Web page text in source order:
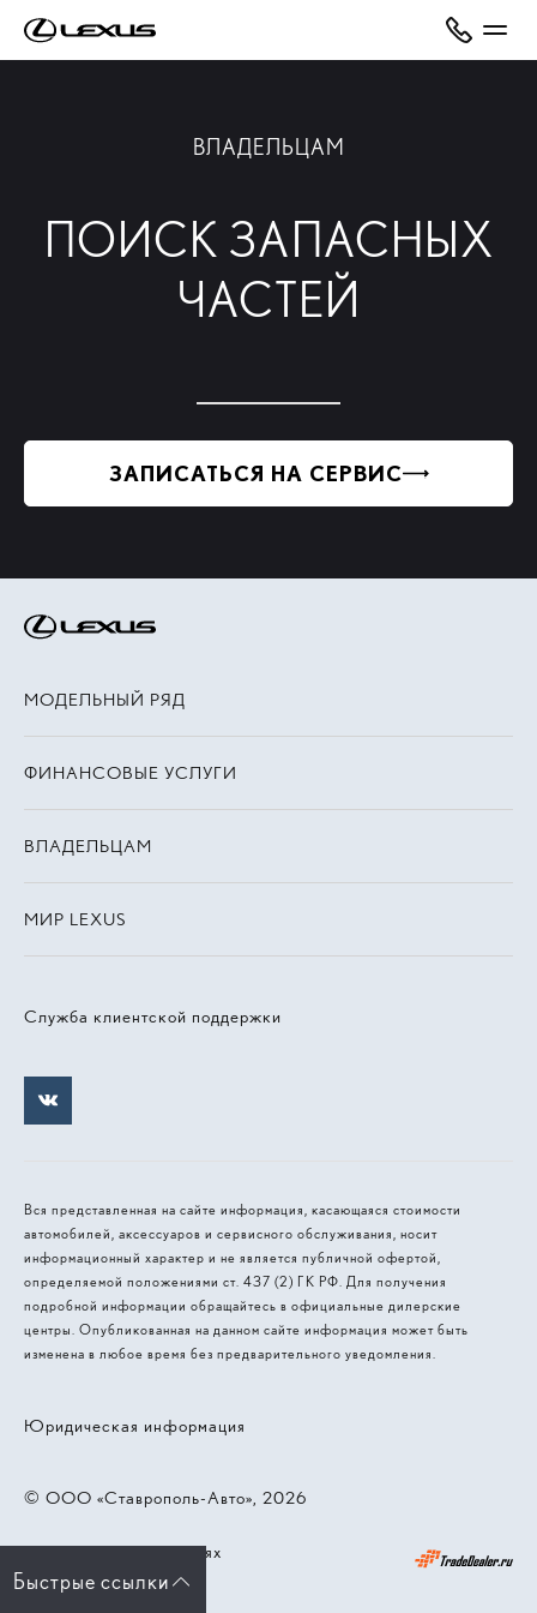
ВЛАДЕЛЬЦАМ
ПОИСК ЗАПАСНЫХ
ЧАСТЕЙ
ЗАПИСАТЬСЯ НА СЕРВИС
Служба клиентской поддержки
МОДЕЛЬНЫЙ РЯД
ФИНАНСОВЫЕ УСЛУГИ
ВЛАДЕЛЬЦАМ
МИР LEXUS
Вся представленная на сайте информация, касающаяся стоимости
автомобилей, аксессуаров и сервисного обслуживания, носит
информационный характер и не является публичной офертой,
определяемой положениями ст. 437 (2) ГК РФ. Для получения
подробной информации обращайтесь в официальные дилерские
центры. Опубликованная на данном сайте информация может быть
изменена в любое время без предварительного уведомления.
© 2026, ООО «Ставрополь-Авто»
Юридическая информация
Работает на технологиях